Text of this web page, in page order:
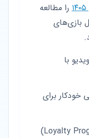
را مطالعه
بازی‌های
با
خودکار برای
ایجاد سیستم وفاداری (Loyalty Program)